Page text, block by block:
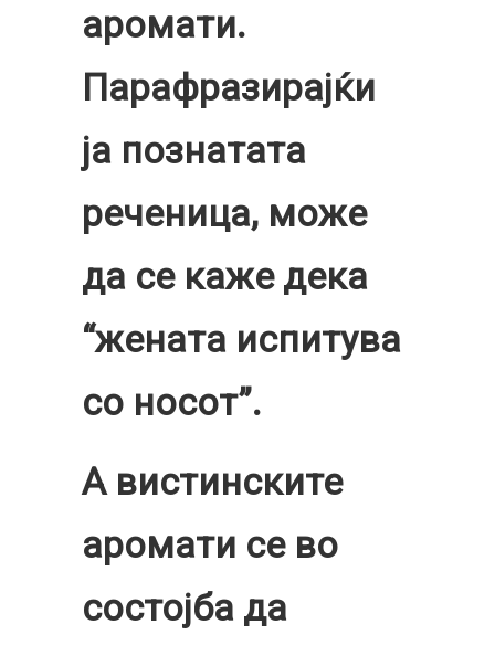
аромати.
Парафразирајќи
ја познатата
реченица, може
да се каже дека
“жената испитува
со носот”.
А вистинските
аромати се во
состојба да